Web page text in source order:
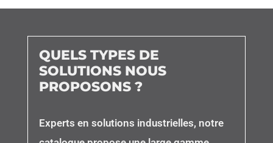
QUELS TYPES DE
SOLUTIONS NOUS
PROPOSONS ?
Experts en solutions industrielles, notre